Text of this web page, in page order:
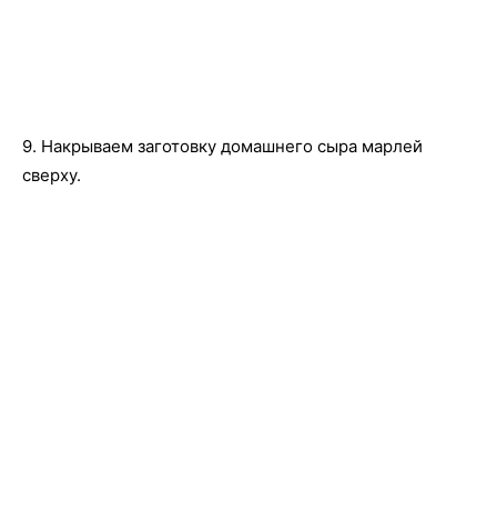
9. Накрываем заготовку домашнего сыра марлей
сверху.